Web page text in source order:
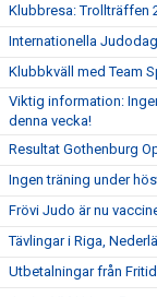
Klubbresa: Trollträffen
Internationella
Klubbkväll med Team
Viktig information:
denna vecka!
Resultat Gothenburg
Ingen träning under
Frövi Judo är nu
Tävlingar i Riga,
Utbetalningar från